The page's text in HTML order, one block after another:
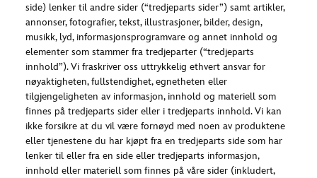
side) lenker til andre sider (“tredjeparts sider”) samt artikler,
annonser, fotografier, tekst, illustrasjoner, bilder, design,
musikk, lyd, informasjonsprogramvare og annet innhold og
elementer som stammer fra tredjeparter (“tredjeparts
innhold”). Vi fraskriver oss uttrykkelig ethvert ansvar for
nøyaktigheten, fullstendighet, egnetheten eller
tilgjengeligheten av informasjon, innhold og materiell som
finnes på tredjeparts sider eller i tredjeparts innhold. Vi kan
ikke forsikre at du vil være fornøyd med noen av produktene
eller tjenestene du har kjøpt fra en tredjeparts side som har
lenker til eller fra en side eller tredjeparts informasjon,
innhold eller materiell som finnes på våre sider (inkludert,